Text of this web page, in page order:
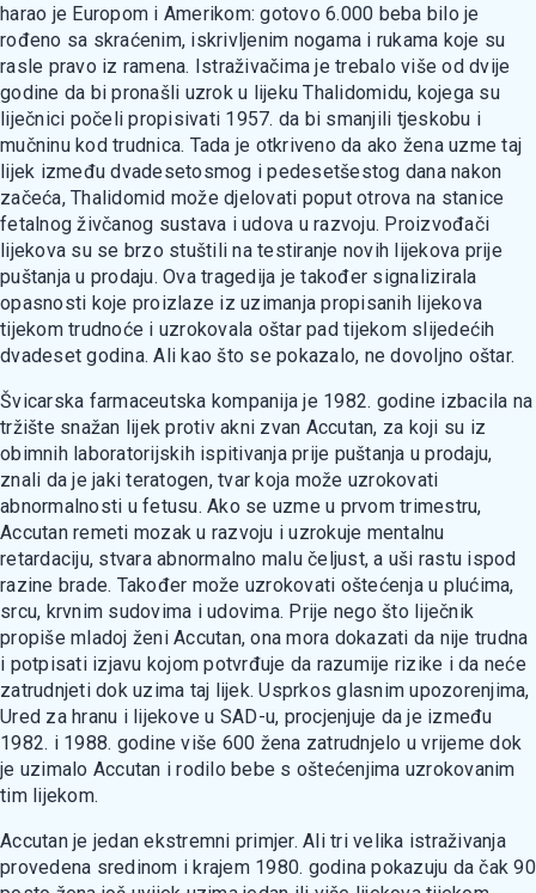
harao je Europom i Amerikom: gotovo 6.000 beba bilo je
rođeno sa skraćenim, iskrivljenim nogama i rukama koje su
rasle pravo iz ramena. Istraživačima je trebalo više od dvije
godine da bi pronašli uzrok u lijeku Thalidomidu, kojega su
liječnici počeli propisivati 1957. da bi smanjili tjeskobu i
mučninu kod trudnica. Tada je otkriveno da ako žena uzme taj
lijek između dvadesetosmog i pedesetšestog dana nakon
začeća, Thalidomid može djelovati poput otrova na stanice
fetalnog živčanog sustava i udova u razvoju. Proizvođači
lijekova su se brzo stuštili na testiranje novih lijekova prije
puštanja u prodaju. Ova tragedija je također signalizirala
opasnosti koje proizlaze iz uzimanja propisanih lijekova
tijekom trudnoće i uzrokovala oštar pad tijekom slijedećih
dvadeset godina. Ali kao što se pokazalo, ne dovoljno oštar.
Švicarska farmaceutska kompanija je 1982. godine izbacila na
tržište snažan lijek protiv akni zvan Accutan, za koji su iz
obimnih laboratorijskih ispitivanja prije puštanja u prodaju,
znali da je jaki teratogen, tvar koja može uzrokovati
abnormalnosti u fetusu. Ako se uzme u prvom trimestru,
Accutan remeti mozak u razvoju i uzrokuje mentalnu
retardaciju, stvara abnormalno malu čeljust, a uši rastu ispod
razine brade. Također može uzrokovati oštećenja u plućima,
srcu, krvnim sudovima i udovima. Prije nego što liječnik
propiše mladoj ženi Accutan, ona mora dokazati da nije trudna
i potpisati izjavu kojom potvrđuje da razumije rizike i da neće
zatrudnjeti dok uzima taj lijek. Usprkos glasnim upozorenjima,
Ured za hranu i lijekove u SAD-u, procjenjuje da je između
1982. i 1988. godine više 600 žena zatrudnjelo u vrijeme dok
je uzimalo Accutan i rodilo bebe s oštećenjima uzrokovanim
tim lijekom.
Accutan je jedan ekstremni primjer. Ali tri velika istraživanja
provedena sredinom i krajem 1980. godina pokazuju da čak 90